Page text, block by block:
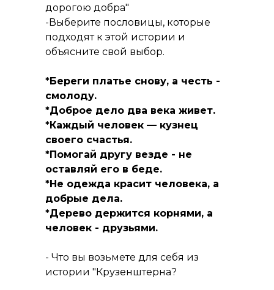
дорогою добра"
-Выберите пословицы, которые
подходят к этой истории и
объясните свой выбор.
*Береги платье снову, а честь -
смолоду.
*Доброе дело два века живет.
*Каждый человек — кузнец
своего счастья.
*Помогай другу везде - не
оставляй его в беде.
*Не одежда красит человека, а
добрые дела.
*Дерево держится корнями, а
человек - друзьями.
- Что вы возьмете для себя из
истории "Крузенштерна?